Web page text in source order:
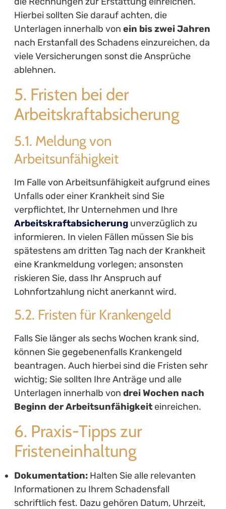
Hierbei sollten Sie darauf achten, die
Unterlagen innerhalb von ein bis zwei Jahren
nach Erstanfall des Schadens einzureichen, da
viele Versicherungen sonst die Ansprüche
ablehnen.
5. Fristen bei der
Arbeitskraftabsicherung
5.1. Meldung von
Arbeitsunfähigkeit
Im Falle von Arbeitsunfähigkeit aufgrund eines
Unfalls oder einer Krankheit sind Sie
verpflichtet, Ihr Unternehmen und Ihre
Arbeitskraftabsicherungunverzüglich zu
informieren. In vielen Fällen müssen Sie bis
spätestens am dritten Tag nach der Krankheit
eine Krankmeldung vorlegen; ansonsten
riskieren Sie, dass Ihr Anspruch auf
Lohnfortzahlung nicht anerkannt wird.
5.2. Fristen für Krankengeld
Falls Sie länger als sechs Wochen krank sind,
können Sie gegebenenfalls Krankengeld
beantragen. Auch hierbei sind die Fristen sehr
wichtig; Sie sollten Ihre Anträge und alle
Unterlagen innerhalb von drei Wochen nach
Beginn der Arbeitsunfähigkeiteinreichen.
6. Praxis-Tipps zur
Fristeneinhaltung
Dokumentation:Halten Sie alle relevanten
Informationen zu Ihrem Schadensfall
schriftlich fest. Dazu gehören Datum, Uhrzeit,